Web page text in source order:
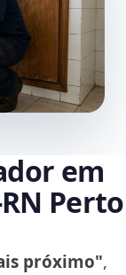
em
Perto
próximo",